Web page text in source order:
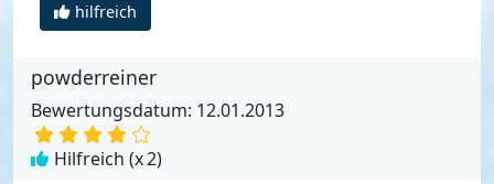
hilfreich
powderreiner
Bewertungsdatum: 12.01.2013
Hilfreich (x2)